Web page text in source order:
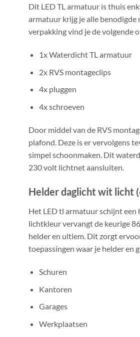
Dit LED TL armatuur is thuis
armatuur krijg je alle benodigde
verpakking vind je de volgende
1x Waterdicht TL armatuur
2x RVS montageclips
4x pluggen
4x schroeven
Door middel van de RVS
plafond. Deze is er vervolgens
simpel schoonmaken. Dit
230 volt lichtnet aansluiten.
Helder daglicht wit licht
Het LED tl armatuur schijnt
lichtkleur vervangt de keurige
helder en ultiem. Dit zorgt
toepassingen waar je helder en
Schuren
Kantoren
Garages
Werkplaatsen